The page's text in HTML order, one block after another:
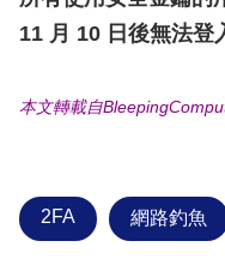
11 月 10 日後無法登
本文轉載自
2FA 網路釣魚